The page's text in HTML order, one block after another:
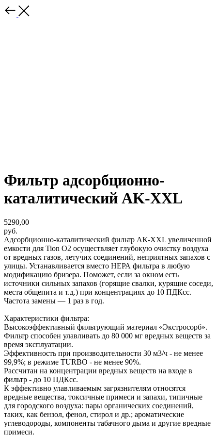
Фильтр адсорбционно-
каталитический AK-XXL
5290,00
руб.
Адсорбционно-каталитический фильтр АК-XXL увеличенной
емкости для Tion О2 осуществляет глубокую очистку воздуха
от вредных газов, летучих соединений, неприятных запахов с
улицы. Устанавливается вместо НЕРА фильтра в любую
модификацию бризера. Поможет, если за окном есть
источники сильных запахов (горящие свалки, курящие соседи,
места общепита и т.д.) при концентрациях до 10 ПДКсс.
Частота замены — 1 раз в год.
Характеристики фильтра:
Высокоэффективный фильтрующий материал «Экстросорб».
Фильтр способен улавливать до 80 000 мг вредных веществ за
время эксплуатации.
Эффективность при производительности 30 м3/ч - не менее
99,9%; в режиме TURBO - не менее 90%.
Рассчитан на концентрации вредных веществ на входе в
фильтр - до 10 ПДКсc.
К эффективно улавливаемым загрязнителям относятся
вредные вещества, токсичные примеси и запахи, типичные
для городского воздуха: пары органических соединений,
таких, как бензол, фенол, стирол и др.; ароматические
углеводороды, компоненты табачного дыма и другие вредные
примеси.